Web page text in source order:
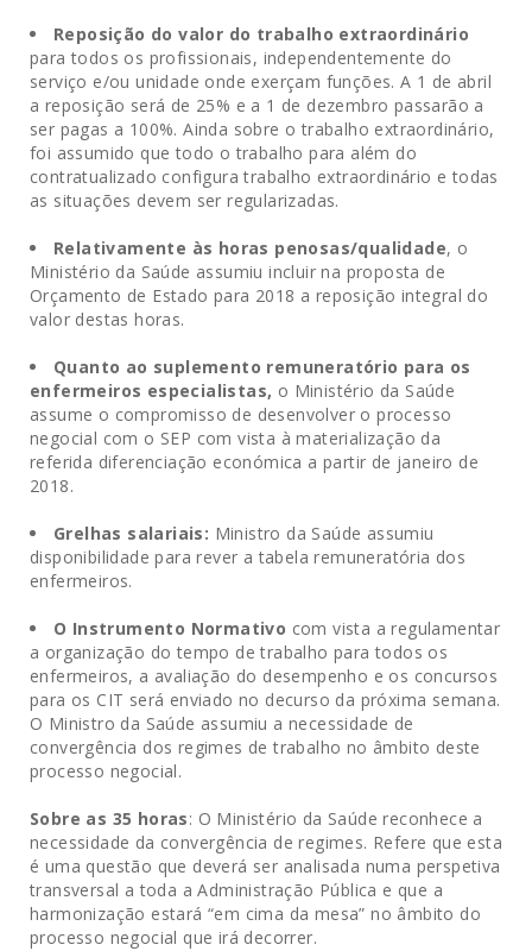
Reposição do valor do trabalho extraordinário
para todos os profissionais, independentemente do
serviço e/ou unidade onde exerçam funções. A 1 de abril
a reposição será de 25% e a 1 de dezembro passarão a
ser pagas a 100%. Ainda sobre o trabalho extraordinário,
foi assumido que todo o trabalho para além do
contratualizado configura trabalho extraordinário e todas
as situações devem ser regularizadas.
Relativamente às horas penosas/qualidade, o
Ministério da Saúde assumiu incluir na proposta de
Orçamento de Estado para 2018 a reposição integral do
valor destas horas.
Quanto ao suplemento remuneratório para os
enfermeiros especialistas, o Ministério da Saúde
assume o compromisso de desenvolver o processo
negocial com o SEP com vista à materialização da
referida diferenciação económica a partir de janeiro de
2018.
Grelhas salariais: Ministro da Saúde assumiu
disponibilidade para rever a tabela remuneratória dos
enfermeiros.
O Instrumento Normativo com vista a regulamentar
a organização do tempo de trabalho para todos os
enfermeiros, a avaliação do desempenho e os concursos
para os CIT será enviado no decurso da próxima semana.
O Ministro da Saúde assumiu a necessidade de
convergência dos regimes de trabalho no âmbito deste
processo negocial.
Sobre as 35 horas: O Ministério da Saúde reconhece a
necessidade da convergência de regimes. Refere que esta
é uma questão que deverá ser analisada numa perspetiva
transversal a toda a Administração Pública e que a
harmonização estará “em cima da mesa” no âmbito do
processo negocial que irá decorrer.